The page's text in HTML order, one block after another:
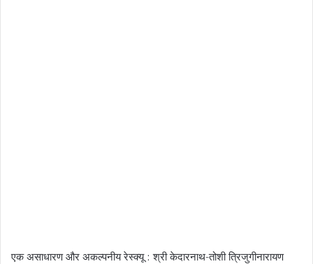
एक असाधारण और अकल्पनीय रेस्क्यू : श्री केदारनाथ-तोशी त्रिजुगीनारायण